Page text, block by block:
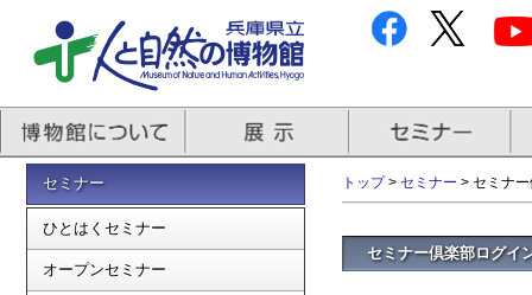
セミナー
ひとはくセミナー
オープンセミナー
トップ> セミナー > セミナ
セミナー倶楽部ログイ